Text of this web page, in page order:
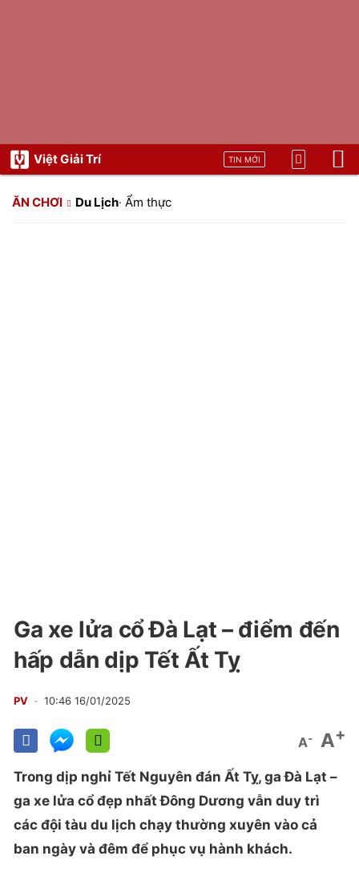
Việt Giải Trí TIN MỚI
ĂN CHƠI Du Lịch· Ẩm thực
Ga xe lửa cổ Đà Lạt – điểm đến
hấp dẫn dịp Tết Ất Tỵ
PV 10:46 16/01/2025
A- A+
Trong dịp nghỉ Tết Nguyên đán Ất Tỵ, ga Đà Lạt –
ga xe lửa cổ đẹp nhất Đông Dương vẫn duy trì
các đội tàu du lịch chạy thường xuyên vào cả
ban ngày và đêm để phục vụ hành khách.